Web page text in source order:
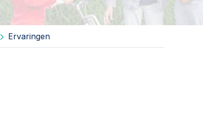
Ervaringen